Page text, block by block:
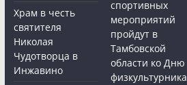
Храм в честь
святителя
Николая
Чудотворца в
Инжавино
спортивных
мероприятий
пройдут в
Тамбовской
области ко Дню
физкультурника